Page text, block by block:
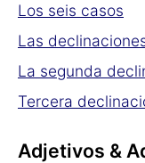
Los seis casos
Las
La segunda
Tercera
Adjetivos &